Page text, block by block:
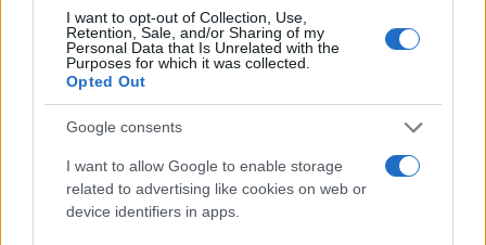
I want to opt-out of Collection, Use,
Retention, Sale, and/or Sharing of my
Personal Data that Is Unrelated with the
Purposes for which it was collected.
Opted Out
Google consents
I want to allow Google to enable storage
related to advertising like cookies on web or
device identifiers in apps.
Paolo Pinna